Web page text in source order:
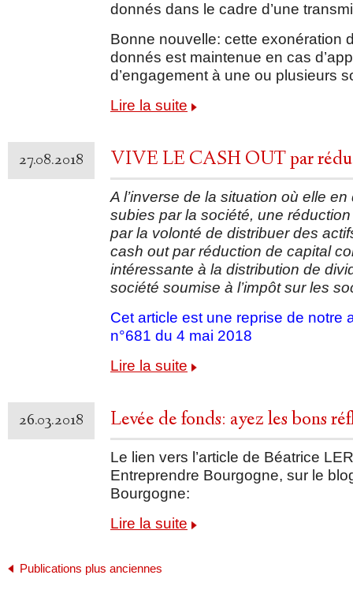
donnés dans le cadre d’une
Bonne nouvelle: cette exonération
donnés est maintenue en cas
d’engagement à une ou plusieurs
Lire la suite
27.08.2018 VIVE LE CASH OUT par
A l’inverse de la situation où elle
subies par la société, une
par la volonté de distribuer des
cash out par réduction de capital
intéressante à la distribution de
société soumise à l’impôt sur les
Cet article est une reprise de notre
n°681 du 4 mai 2018
Lire la suite
26.03.2018 Levée de fonds: ayez les bons
Le lien vers l’article de Béatrice
Entreprendre Bourgogne, sur le
Bourgogne:
Lire la suite
Publications plus anciennes